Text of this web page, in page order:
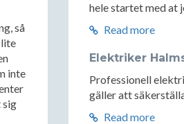
så
inte
sig
hele startet med at
Read more
Elektriker
Professionell
gäller att
Read more